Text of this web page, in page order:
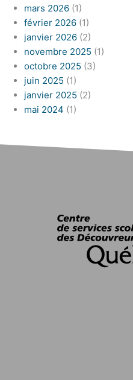
mars 2026 (1)
février 2026 (1)
janvier 2026 (2)
novembre 2025 (1)
octobre 2025 (3)
juin 2025 (1)
janvier 2025 (2)
mai 2024 (1)